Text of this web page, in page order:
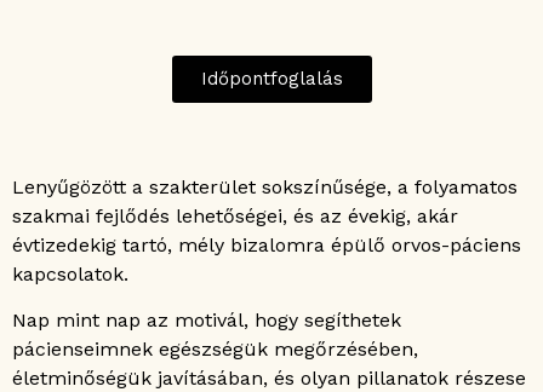
Időpontfoglalás
Lenyűgözött a szakterület sokszínűsége, a folyamatos
szakmai fejlődés lehetőségei, és az évekig, akár
évtizedekig tartó, mély bizalomra épülő orvos-páciens
kapcsolatok.
Nap mint nap az motivál, hogy segíthetek
pácienseimnek egészségük megőrzésében,
életminőségük javításában, és olyan pillanatok részese